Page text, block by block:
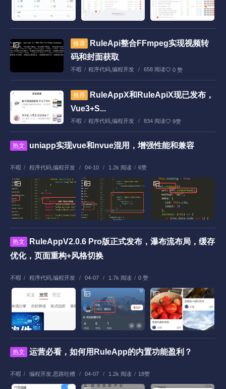
推荐
RuleApi整合FFmpeg实现视频转
码和封面获取
不暇 / 程序代码,编程开发 / 658 阅读 0 赞
推荐
RuleAppX和RuleApiX现已发布，
Vue3+S...
不暇 / 程序代码,编程开发 / 834 阅读 9赞
热文 uniapp实现vue和nvue混用，增强性能和兼容
不暇 / 程序代码 编程开发 / 04-10 / 1.2k 阅读 / 6赞
热文
RuleAppV2.0.6 Pro版正式发布，瀑布流布局，缓存
优化，页面重构+风格切换
不暇 / 程序代码 编程开发 / 04-07 / 1.7k 阅读 / 0 赞
热文 运营必看，如何用RuleApp的内置功能盈利？
不暇 / 编程开发 思路吐槽 / 04-07 / 1.2k 阅读 / 18赞